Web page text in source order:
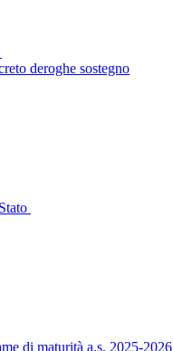
deroghe sostegno
di maturità a.s. 2025-2026